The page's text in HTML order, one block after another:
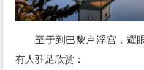
至于到巴黎卢浮宫，耀
有人驻足欣赏：